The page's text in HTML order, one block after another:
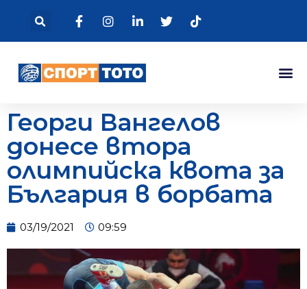
Георги Вангелов
донесе втора
олимпийска квота за
България в борбата
03/19/2021 09:59